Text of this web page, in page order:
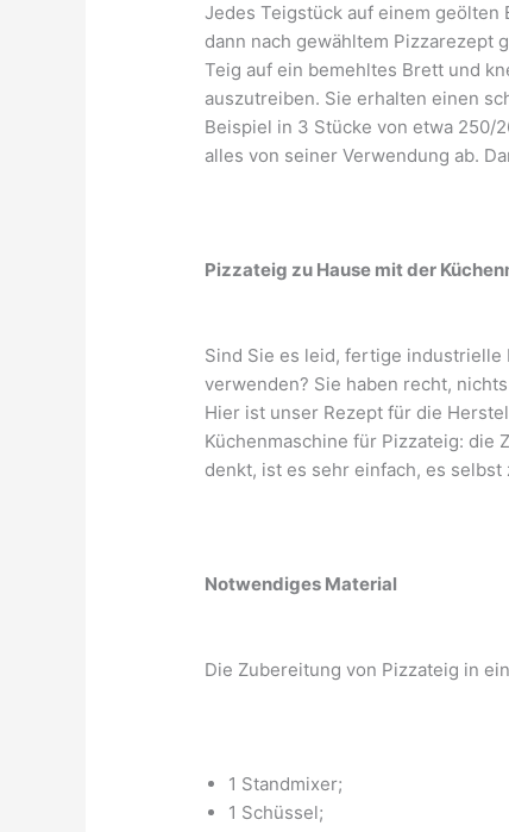
Jedes Teigstück auf einem geölten
dann nach gewähltem Pizzarezept
Teig auf ein bemehltes Brett und
auszutreiben. Sie erhalten einen
Beispiel in 3 Stücke von etwa 250/
alles von seiner Verwendung ab.
Pizzateig zu Hause mit der
Sind Sie es leid, fertige
verwenden? Sie haben recht,
Hier ist unser Rezept für die
Küchenmaschine für Pizzateig: die
denkt, ist es sehr einfach, es selbst
Notwendiges Material
Die Zubereitung von Pizzateig in
1 Standmixer;
1 Schüssel;